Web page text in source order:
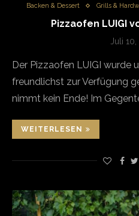
Backen & Dessert Grills &
Pizzaofen LUIGI
Juli
Der Pizzaofen LUIGI wurde
freundlichst zur Verfügung
nimmt kein Ende! Im
WEITERLESEN